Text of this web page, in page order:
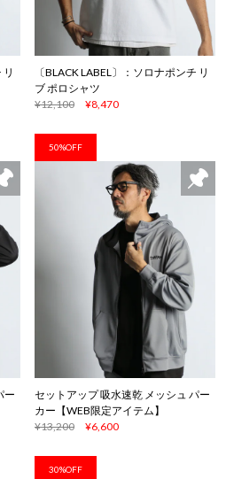
〔BLACK LABEL〕：ソロナポンチ リ
ブ ポロシャツ
¥12,100
¥8,470
ー
50%OFF
セットアップ 吸水速乾 メッシュ パー
カー【WEB限定アイテム】
¥13,200
¥6,600
30%OFF